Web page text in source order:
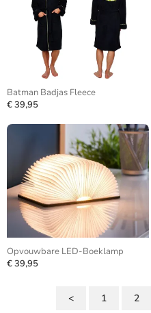
Batman Badjas Fleece
€ 39,95
Opvouwbare LED-Boeklamp
€ 39,95
< 1 2